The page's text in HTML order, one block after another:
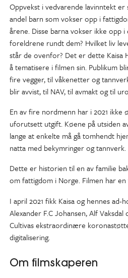
Oppvekst i vedvarende lavinntekt er
andel barn som vokser opp i
årene. Disse barna vokser ikke opp
foreldrene rundt dem? Hvilket liv
står de ovenfor? Det er dette Kaisa
å tematisere i filmen sin. Publikum
fire vegger, til våkenetter og
blir avvist, til NAV, til avmakt og til
En av fire nordmenn har i 2021 ikke
uforutsett utgift. Køene på utsiden
lange at enkelte må gå tomhendt
natta med bekymringer og tannverk.
Dette er historien til en av familie
om fattigdom i Norge. Filmen har
I april 2021 fikk Kaisa og hennes ad-
Alexander F.C Johansen, Alf
Cultivas ekstraordinære
digitalisering.
Om filmskaperen